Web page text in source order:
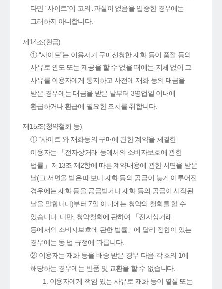
다만 “사이트”이 고의․과실이 없음을 입증한 경우에는
그러하지 아니합니다.
제14조(환급)
① “사이트”는 이용자가 구매신청한 재화 등이 품절 등의
사유로 인도 또는 제공을 할 수 없을 때에는 지체 없이 그
사유를 이용자에게 통지하고 사전에 재화 등의 대금을
받은 경우에는 대금을 받은 날부터 3영업일 이내에
환급하거나 환급에 필요한 조치를 취합니다.
제15조(청약철회 등)
① “사이트”와 재화등의 구매에 관한 계약을 체결한
이용자는 「전자상거래 등에서의 소비자보호에 관한
법률」 제13조 제2항에 따른 계약내용에 관한 서면을 받은
날(그 서면을 받은 때보다 재화 등의 공급이 늦게 이루어진
경우에는 재화 등을 공급받거나 재화 등의 공급이 시작된
날을 말합니다)부터 7일 이내에는 청약의 철회를 할 수
있습니다. 다만, 청약철회에 관하여 「전자상거래
등에서의 소비자보호에 관한 법률」에 달리 정함이 있는
경우에는 동 법 규정에 따릅니다.
② 이용자는 재화 등을 배송 받은 경우 다음 각 호의 1에
해당하는 경우에는 반품 및 교환을 할 수 없습니다.
1. 이용자에게 책임 있는 사유로 재화 등이 멸실 또는